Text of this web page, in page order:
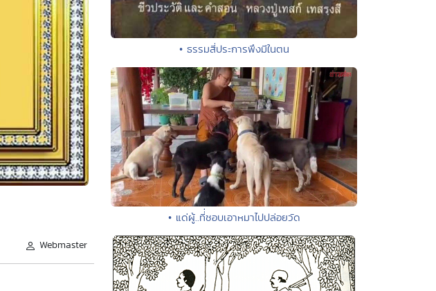
Webmaster
• ธรรมสี่ประการพึงมีในตน
• แด่ผู้..ที่่ชอบเอาหมาไปปล่อยวัด